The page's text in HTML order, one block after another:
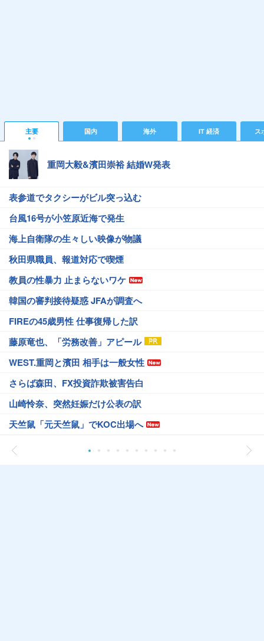
主要 国内 海外 IT 経済 ス
重岡大毅&濱田崇裕 結婚W発表
表参道でタクシーがビル突っ込む
台風16号が小笠原近海で発生
海上自衛隊の生々しい映像が物議
秋田県職員、報道対応で喫煙
教員の性暴力 止まらないワケ
韓国の審判接待疑惑 JFAが調査へ
FIREの45歳男性 仕事復帰した訳
藤原竜也、「労務改善」アピール
WEST.重岡と濱田 相手は一般女性
さらば森田、FX投資詐欺被害告白
山崎怜奈、突然妊娠だけ公表の訳
天竺鼠「元天竺鼠」でKOC出場へ